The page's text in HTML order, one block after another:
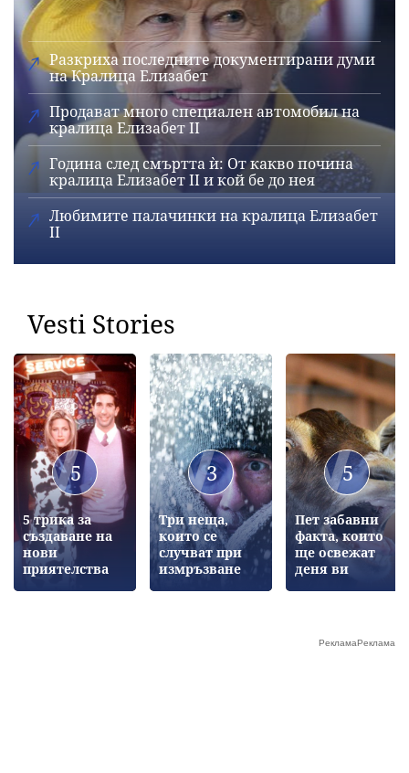
Разкриха последните документирани думи
на Кралица Елизабет
Продават много специален автомобил на
кралица Елизабет II
Година след смъртта ѝ: От какво почина
кралица Елизабет II и кой бе до нея
Любимите палачинки на кралица Елизабет
II
Vesti Stories
5
5 трика за
създаване на
нови
приятелства
3
Три неща,
които се
случват при
измръзване
5
Пет забавни
факта, които
ще освежат
деня ви